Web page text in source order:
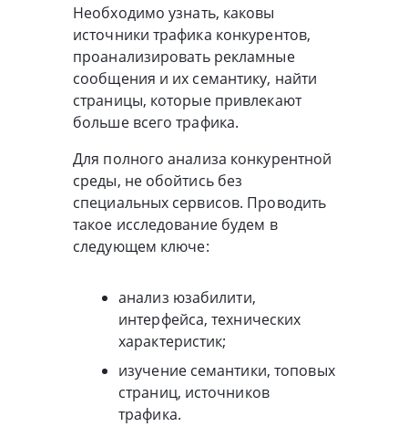
Необходимо узнать, каковы
источники трафика конкурентов,
проанализировать рекламные
сообщения и их семантику, найти
страницы, которые привлекают
больше всего трафика.
Для полного анализа конкурентной
среды, не обойтись без
специальных сервисов. Проводить
такое исследование будем в
следующем ключе:
анализ юзабилити,
интерфейса, технических
характеристик;
изучение семантики, топовых
страниц, источников
трафика.